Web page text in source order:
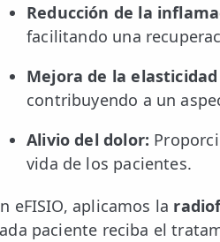
Reducción de la
facilitando una
Mejora de la
contribuyendo a un
Alivio del dolor:
vida de los pacientes.
eFISIO, aplicamos la
paciente reciba el